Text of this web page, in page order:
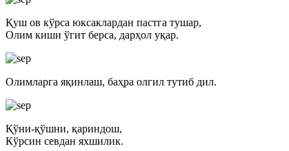
Қуш ов кўрса юксаклардан пастга тушар,
Олим киши ўгит берса, дарҳол уқар.
Олимларга яқинлаш, баҳра олгил тутиб дил.
Қўни-қўшни, қариндош,
Кўрсин севдан яхшилик.